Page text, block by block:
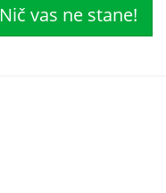
Nič vas ne stane!